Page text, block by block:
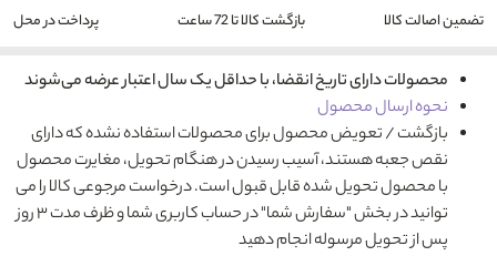
تضمین اصالت کالا بازگشت کالا تا 72 ساعت پرداخت در محل
محصولات دارای تاریخ انقضا، با حداقل یک سال اعتبار عرضه می‌شوند
نحوه ارسال محصول
بازگشت / تعویض محصول برای محصولات استفاده نشده که دارای
نقص جعبه هستند، آسیب رسیدن در هنگام تحویل، مغایرت محصول
با محصول تحویل شده قابل قبول است. درخواست مرجوعی کالا را می
توانید در بخش "سفارش شما" در حساب کاربری شما و ظرف مدت ۳ روز
پس از تحویل مرسوله انجام دهید